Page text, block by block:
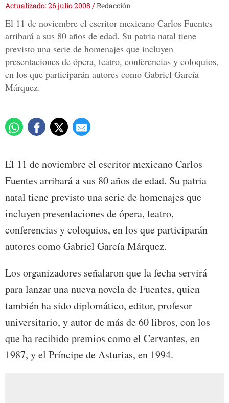
Actualizado: 26 julio 2008 /Redacción
El 11 de noviembre el escritor mexicano Carlos Fuentes
arribará a sus 80 años de edad. Su patria natal tiene
previsto una serie de homenajes que incluyen
presentaciones de ópera, teatro, conferencias y coloquios,
en los que participarán autores como Gabriel García
Márquez.
El 11 de noviembre el escritor mexicano Carlos
Fuentes arribará a sus 80 años de edad. Su patria
natal tiene previsto una serie de homenajes que
incluyen presentaciones de ópera, teatro,
conferencias y coloquios, en los que participarán
autores como Gabriel García Márquez.
Los organizadores señalaron que la fecha servirá
para lanzar una nueva novela de Fuentes, quien
también ha sido diplomático, editor, profesor
universitario, y autor de más de 60 libros, con los
que ha recibido premios como el Cervantes, en
1987, y el Príncipe de Asturias, en 1994.